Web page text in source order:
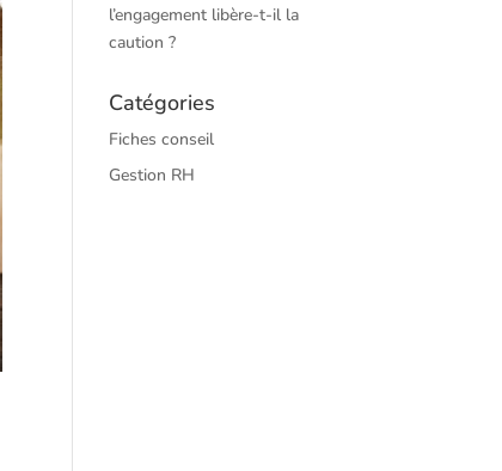
l’engagement libère-t-il la
caution ?
Catégories
Fiches conseil
Gestion RH